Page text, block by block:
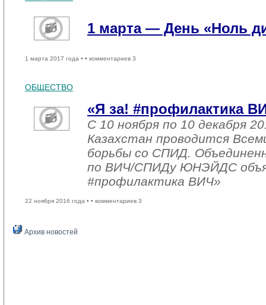
1 марта — День «Ноль
1 марта 2017 года • • комментариев 3
ОБЩЕСТВО
«Я за! #профилактика
С 10 ноября по 10 декабря
Казахстан проводится
борьбы со СПИД.
по ВИЧ/СПИДу ЮНЭЙДС
#профилактика ВИЧ»
22 ноября 2016 года • • комментариев 3
Архив новостей